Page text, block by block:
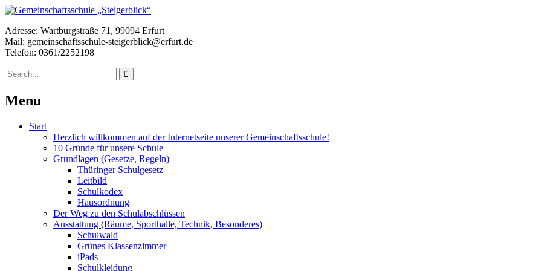
Adresse: Wartburgstraße 71, 99094 Erfurt
Mail: gemeinschaftsschule-steigerblick@erfurt.de
Telefon: 0361/2252198
Menu
Start
Herzlich willkommen auf der Internetseite unserer Gemeinschaftsschule!
10 Gründe für unsere Schule
Grundlagen (Gesetze, Regeln)
Thüringer Schulgesetz
Leitbild
Schulkodex
Hausordnung
Der Weg zu den Schulabschlüssen
Ausstattung (Räume, Sporthalle, Technik, Besonderes)
Schulwald
Grünes Klassenzimmer
iPads
Schulkleidung